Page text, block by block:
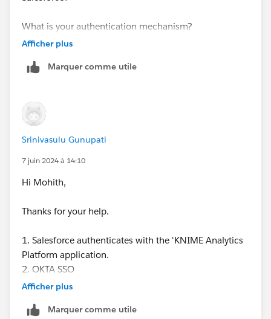
What is your authentication mechanism?
Afficher plus
Marquer comme utile
Srinivasulu Gunupati
7 juin 2024 à 14:10
Hi Mohith,
Thanks for your help.
1. Salesforce authenticates with the 'KNIME Analytics
Platform application.
2. OKTA SSO
Srinivas
Afficher plus
Marquer comme utile